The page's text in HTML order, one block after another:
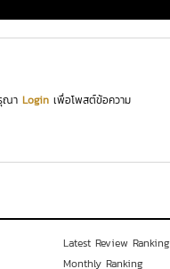
ณา Loginเพื่อโพสต์ข้อความ
Latest Review Ranking
Monthly Ranking